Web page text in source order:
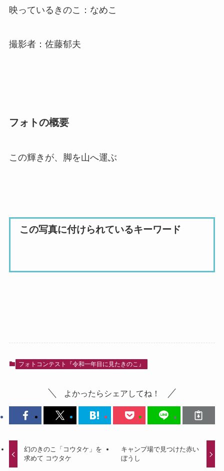
映っているきのこ：なめこ
撮影者：佐藤郁夫
フォトの概要
この輝きが、脚を山へ運ぶ
この写真に付けられているキーワード
フォトコンテスト『令和一年目に見たきのこ』
よかったらシェアしてね！
幻のきのこ「コウタケ」を
求めて コウタケ
キャンプ場で見つけた赤い
ぼうし